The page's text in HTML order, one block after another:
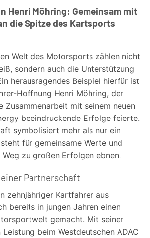
Henri Möhring: Gemeinsam mit
die Spitze des Kartsports
Welt des Motorsports zählen nicht
sondern auch die Unterstützung
herausragendes Beispiel hierfür ist
Hoffnung Henri Möhring, der
Zusammenarbeit mit seinem neuen
beeindruckende Erfolge feierte.
symbolisiert mehr als nur ein
für gemeinsame Werte und
zu großen Erfolgen ebnen.
Partnerschaft
zehnjähriger Kartfahrer aus
bereits in jungen Jahren einen
gemacht. Mit seiner
beim Westdeutschen ADAC